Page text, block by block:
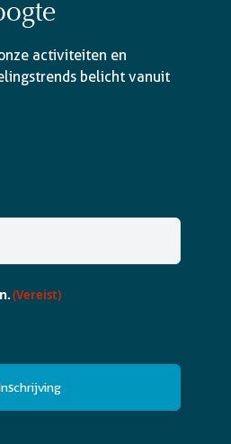
activiteiten en
belicht vanuit
(Vereist)